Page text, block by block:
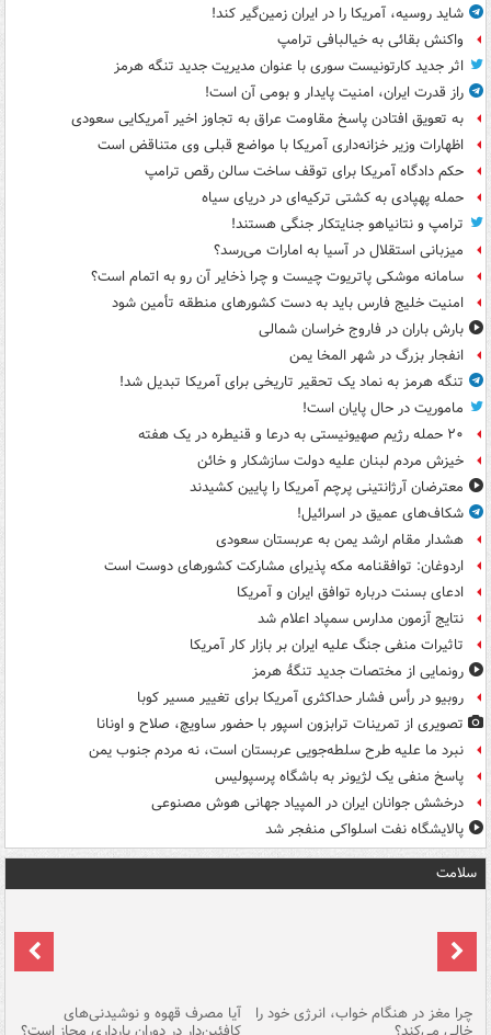
شاید روسیه، آمریکا را در ایران زمین‌گیر کند!
واکنش بقائی به خیالبافی ترامپ
اثر جدید کارتونیست سوری با عنوان مدیریت جدید تنگه هرمز
راز قدرت ایران، امنیت پایدار و بومی آن است!
به تعویق افتادن پاسخ مقاومت عراق به تجاوز اخیر آمریکایی سعودی
اظهارات وزیر خزانه‌داری آمریکا با مواضع قبلی وی متناقض است
حکم دادگاه آمریکا برای توقف ساخت سالن رقص ترامپ
حمله پهپادی به کشتی ترکیه‌ای در دریای سیاه
ترامپ و نتانیاهو جنایتکار جنگی هستند!
میزبانی استقلال در آسیا به امارات می‌رسد؟
سامانه موشکی پاتریوت چیست و چرا ذخایر آن رو به اتمام است؟
امنیت خلیج فارس باید به دست کشورهای منطقه تأمین شود
بارش باران در فاروج خراسان شمالی
انفجار بزرگ در شهر المخا یمن
تنگه هرمز به نماد یک تحقیر تاریخی برای آمریکا تبدیل شد!
ماموریت در حال پایان است!
۲۰ حمله رژیم صهیونیستی به درعا و قنیطره در یک هفته
خیزش مردم لبنان علیه دولت سازشکار و خائن
معترضان آرژانتینی پرچم آمریکا را پایین کشیدند
شکاف‌های عمیق در اسرائیل!
هشدار مقام ارشد یمن به عربستان سعودی
اردوغان: توافقنامه مکه پذیرای مشارکت کشورهای دوست است
ادعای بسنت درباره توافق ایران و آمریکا
نتایج آزمون مدارس سمپاد اعلام شد
تاثیرات منفی جنگ علیه ایران بر بازار کار آمریکا
رونمایی از مختصات جدید تنگۀ هرمز
روبیو در رأس فشار حداکثری آمریکا برای تغییر مسیر کوبا
تصویری از تمرینات ترابزون اسپور با حضور ساویچ، صلاح و اونانا
نبرد ما علیه طرح سلطه‌جویی عربستان است، نه مردم جنوب یمن
پاسخ منفی یک لژیونر به باشگاه پرسپولیس
درخشش جوانان ایران در المپیاد جهانی هوش مصنوعی
پالایشگاه نفت اسلواکی منفجر شد
سلامت
چرا مغز در هنگام خواب، انرژی خود را آیا مصرف قهوه و نوشیدنی‌های